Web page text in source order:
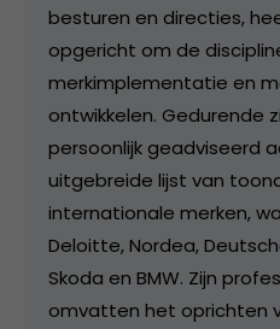
besturen en directies,
opgericht om de
merkimplementatie en
ontwikkelen. Gedurende
persoonlijk geadviseerd
uitgebreide lijst van
internationale merken,
Deloitte, Nordea,
Skoda en BMW. Zijn
omvatten het oprichten